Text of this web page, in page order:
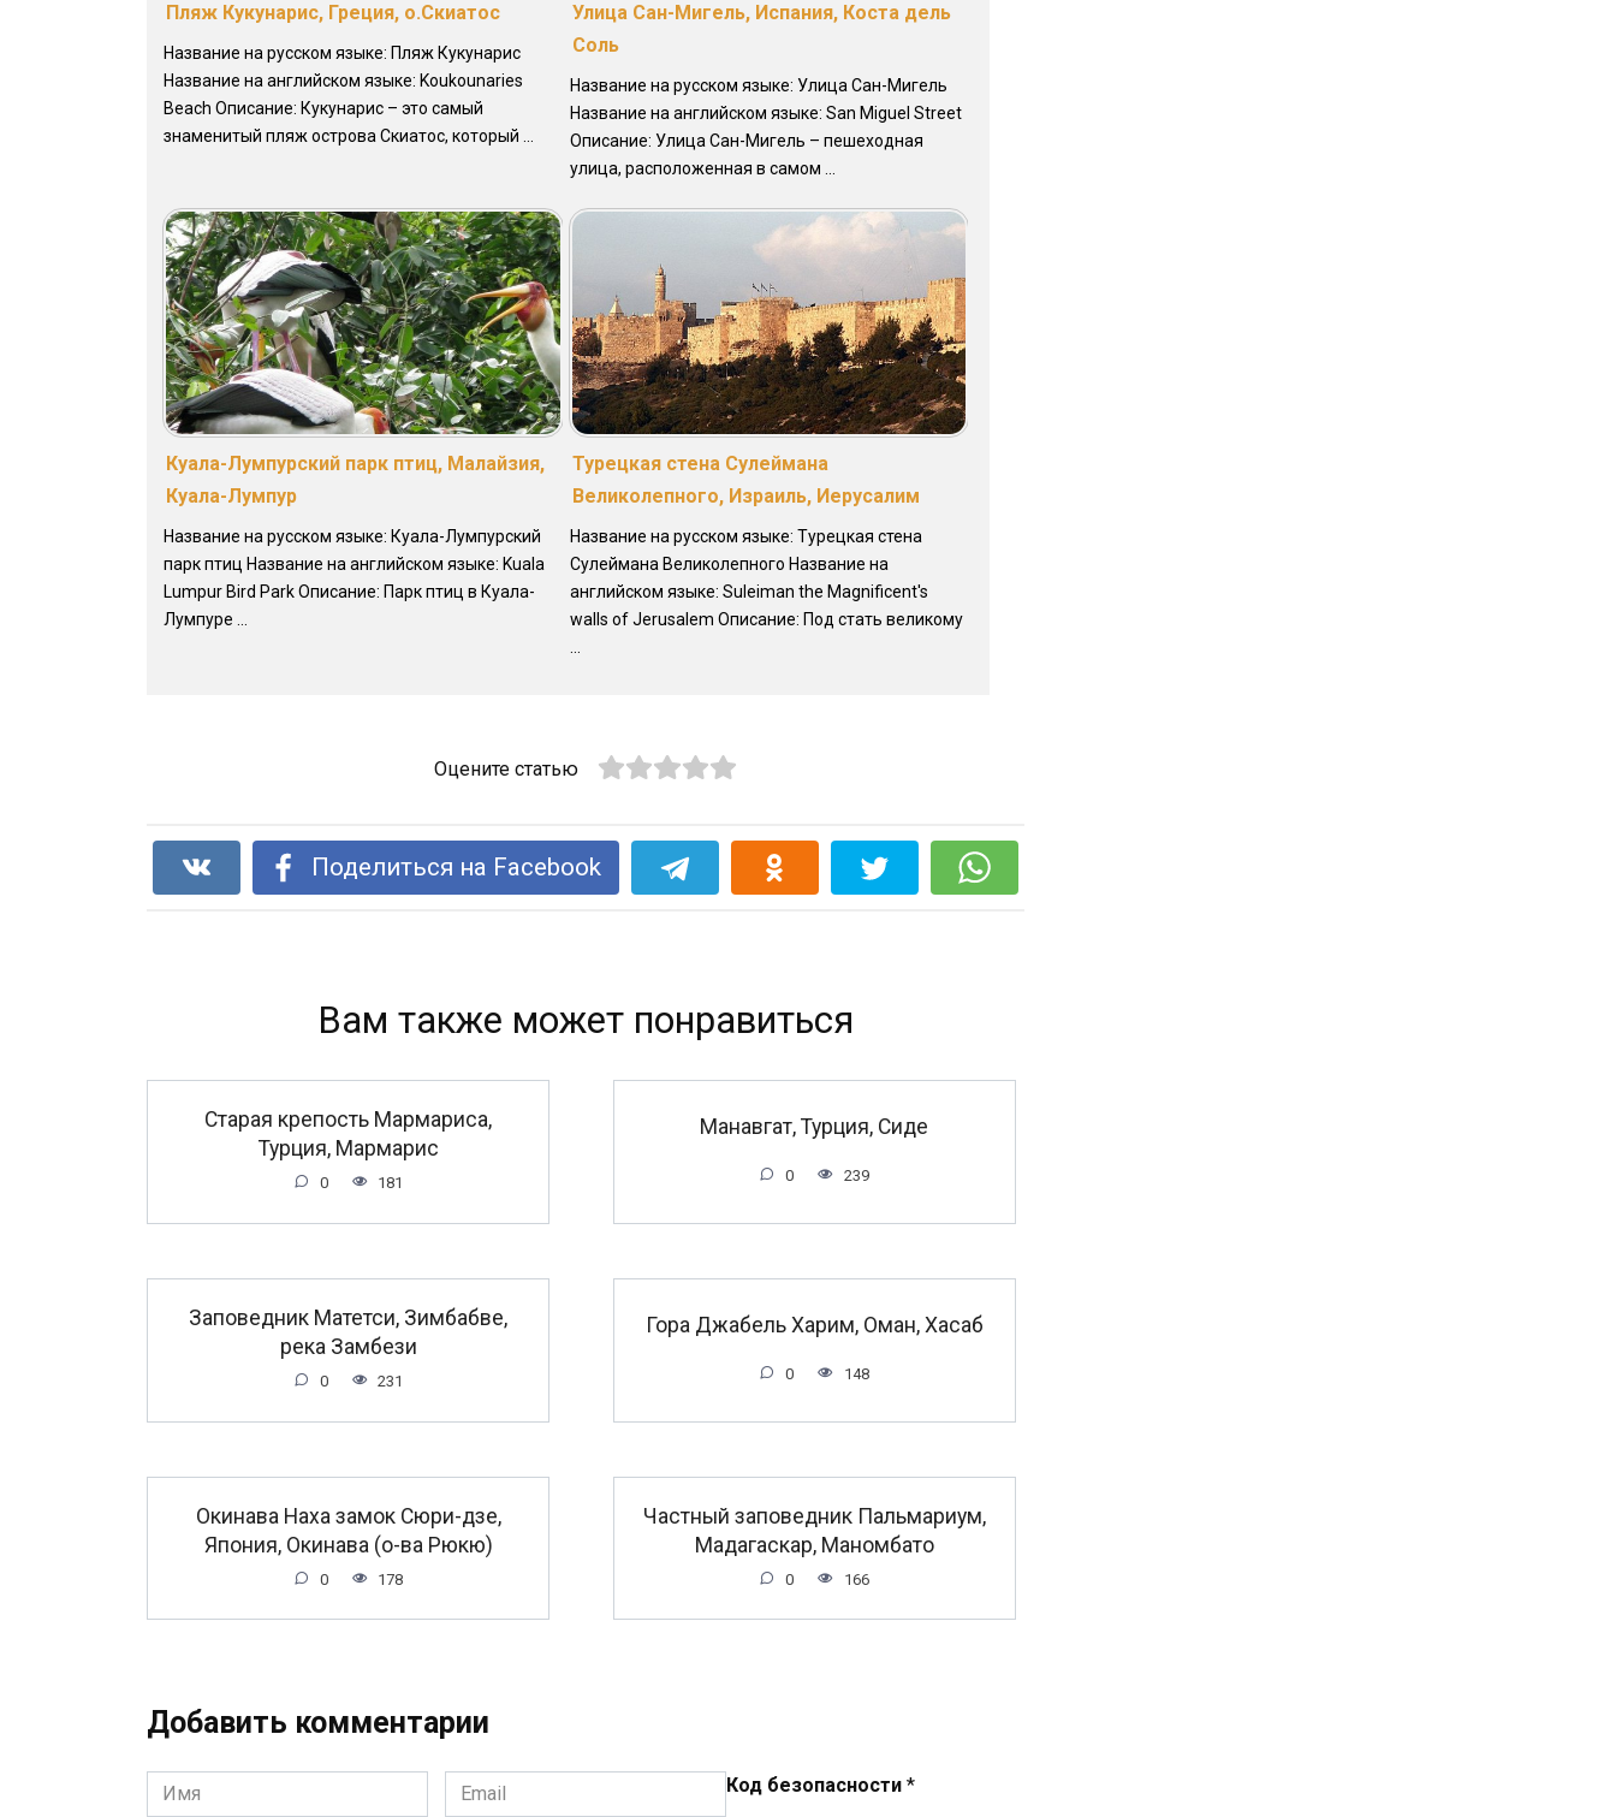
Пляж Кукунарис, Греция, о.Скиатос
Название на русском языке: Пляж Кукунарис
Название на английском языке: Koukounaries
Beach Описание: Кукунарис – это самый
знаменитый пляж острова Скиатос, который ...
Улица Сан-Мигель, Испания, Коста дель
Соль
Название на русском языке: Улица Сан-Мигель
Название на английском языке: San Miguel Street
Описание: Улица Сан-Мигель – пешеходная
улица, расположенная в самом ...
Куала-Лумпурский парк птиц, Малайзия,
Куала-Лумпур
Название на русском языке: Куала-Лумпурский
парк птиц Название на английском языке: Kuala
Lumpur Bird Park Описание: Парк птиц в Куала-
Лумпуре ...
Турецкая стена Сулеймана
Великолепного, Израиль, Иерусалим
Название на русском языке: Турецкая стена
Сулеймана Великолепного Название на
английском языке: Suleiman the Magnificent's
walls of Jerusalem Описание: Под стать великому
Оцените статью
Поделиться на Facebook
Вам также может понравиться
Старая крепость Мармариса,
Турция, Мармарис
0 181
Манавгат, Турция, Сиде
0 239
Заповедник Матетси, Зимбабве,
река Замбези
0 231
Гора Джабель Харим, Оман, Хасаб
0 148
Окинава Наха замок Сюри-дзе,
Япония, Окинава (о-ва Рюкю)
0 178
Частный заповедник Пальмариум,
Мадагаскар, Маномбато
0 166
Добавить комментарии
Имя
Email
Код безопасности *